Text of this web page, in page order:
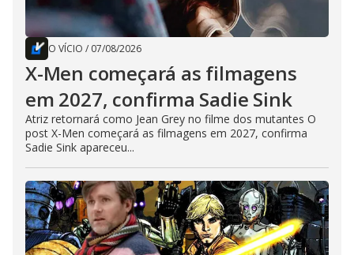
O VÍCIO / 07/08/2026
X-Men começará as filmagens
em 2027, confirma Sadie Sink
Atriz retornará como Jean Grey no filme dos mutantes O
post X-Men começará as filmagens em 2027, confirma
Sadie Sink apareceu...